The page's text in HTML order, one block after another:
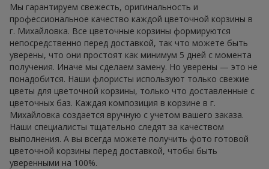
Мы гарантируем свежесть, оригинальность и
профессиональное качество каждой цветочной корзины в
г. Михайловка. Все цветочные корзины формируются
непосредственно перед доставкой, так что можете быть
уверены, что они простоят как минимум 5 дней с момента
получения. Иначе мы сделаем замену. Но уверены — это не
понадобится. Наши флористы используют только свежие
цветы для цветочной корзины, только что доставленные с
цветочных баз. Каждая композиция в корзине в г.
Михайловка создается вручную с учетом вашего заказа.
Наши специалисты тщательно следят за качеством
выполнения. А вы всегда можете получить фото готовой
цветочной корзины перед доставкой, чтобы быть
уверенными на 100%.